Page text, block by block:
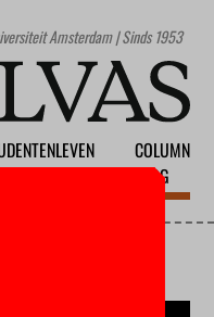
Amsterdam | Sinds 1953
COLUMN
BLOG